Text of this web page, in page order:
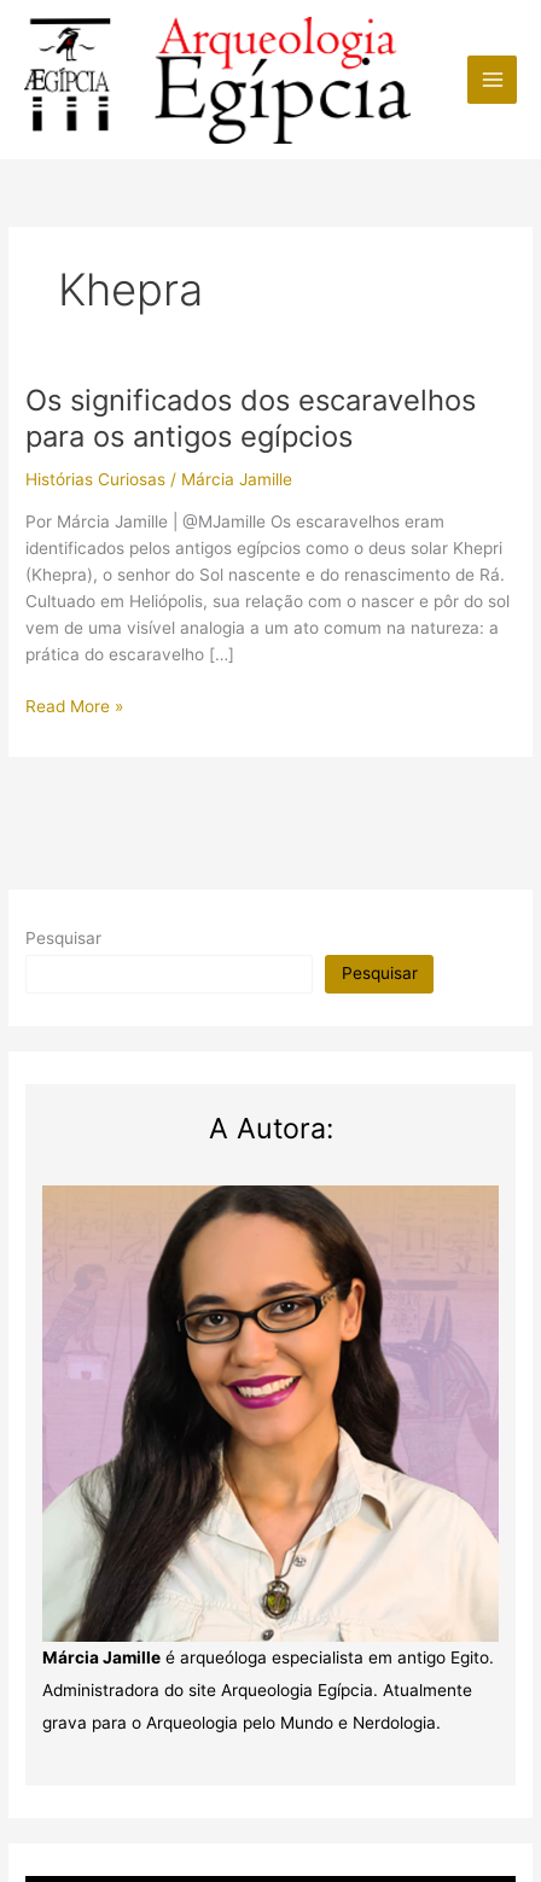
conteúdo
Khepra
Os significados dos escaravelhos
para os antigos egípcios
Histórias Curiosas / Márcia Jamille
Por Márcia Jamille | @MJamille Os escaravelhos eram
identificados pelos antigos egípcios como o deus solar Khepri
(Khepra), o senhor do Sol nascente e do renascimento de Rá.
Cultuado em Heliópolis, sua relação com o nascer e pôr do sol
vem de uma visível analogia a um ato comum na natureza: a
prática do escaravelho […]
Os
Read More »
Pesquisar
Pesquisar
A Autora:
Márcia Jamilleé arqueóloga especialista em antigo Egito.
Administradora do site Arqueologia Egípcia. Atualmente
grava para o Arqueologia pelo Mundo e Nerdologia.